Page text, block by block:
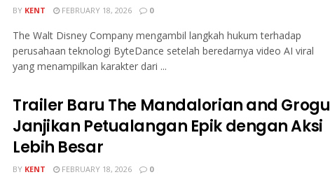
BY KENT FEBRUARY 18, 2026 0
The Walt Disney Company mengambil langkah hukum terhadap
perusahaan teknologi ByteDance setelah beredarnya video AI viral
yang menampilkan karakter dari ...
Trailer Baru The Mandalorian and Grogu
Janjikan Petualangan Epik dengan Aksi
Lebih Besar
BY KENT FEBRUARY 18, 2026 0